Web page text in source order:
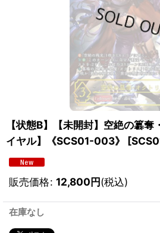
【状態B】【未開封】空絶の簒
イヤル】《SCS01-003》
[
販売価格: 12,800円(税込)
在庫なし